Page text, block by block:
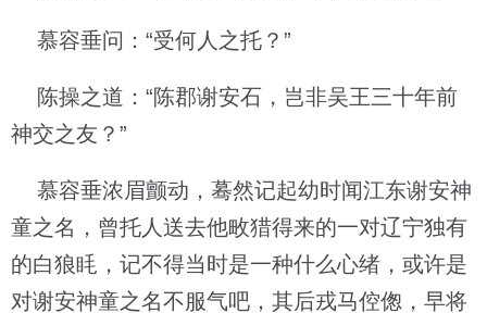
慕容垂问：“受何人之托？”
陈操之道：“陈郡谢安石，岂非吴王三十年前
神交之友？”
慕容垂浓眉颤动，蓦然记起幼时闻江东谢安神
童之名，曾托人送去他畋猎得来的一对辽宁独有
的白狼眊，记不得当时是一种什么心绪，或许是
对谢安神童之名不服气吧，其后戎马倥偬，早将